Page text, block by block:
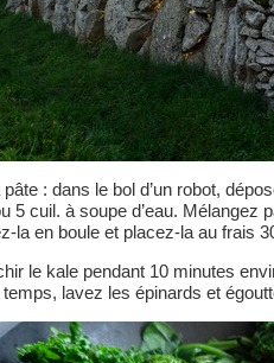
: dans le bol d’un robot,
5 cuil. à soupe d’eau. Mélangez
la en boule et placez-la au frais
le kale pendant 10 minutes
lavez les épinards et